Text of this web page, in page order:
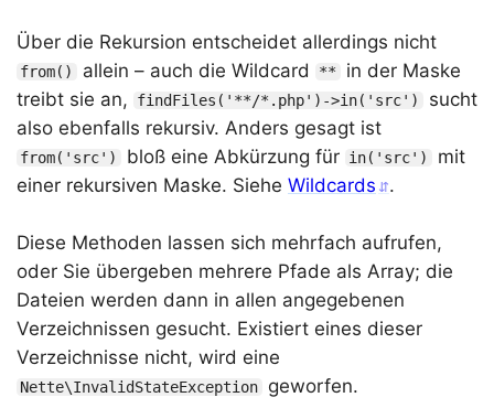
Über die Rekursion entscheidet allerdings nicht
from() allein – auch die Wildcard **
in der Maske
treibt sie an,
findFiles('**/*.php')->in('src')
sucht
also ebenfalls rekursiv. Anders gesagt ist
from('src') bloß eine Abkürzung für in('src')
mit
einer rekursiven Maske. Siehe Wildcards .
Diese Methoden lassen sich mehrfach aufrufen,
oder Sie übergeben mehrere Pfade als Array; die
Dateien werden dann in allen angegebenen
Verzeichnissen gesucht. Existiert eines dieser
Verzeichnisse nicht, wird eine
Nette\InvalidStateException geworfen.